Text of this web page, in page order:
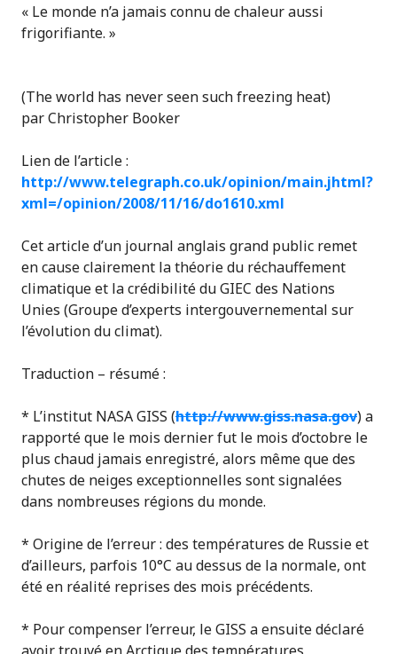
« Le monde n’a jamais connu de chaleur aussi
frigorifiante. »
(The world has never seen such freezing heat)
par Christopher Booker
Lien de l’article :
http://www.telegraph.co.uk/opinion/main.jhtml?
xml=/opinion/2008/11/16/do1610.xml
Cet article d’un journal anglais grand public remet
en cause clairement la théorie du réchauffement
climatique et la crédibilité du GIEC des Nations
Unies (Groupe d’experts intergouvernemental sur
l’évolution du climat).
Traduction – résumé :
* L’institut NASA GISS (http://www.giss.nasa.gov) a
rapporté que le mois dernier fut le mois d’octobre le
plus chaud jamais enregistré, alors même que des
chutes de neiges exceptionnelles sont signalées
dans nombreuses régions du monde.
* Origine de l’erreur : des températures de Russie et
d’ailleurs, parfois 10°C au dessus de la normale, ont
été en réalité reprises des mois précédents.
* Pour compenser l’erreur, le GISS a ensuite déclaré
avoir trouvé en Arctique des températures